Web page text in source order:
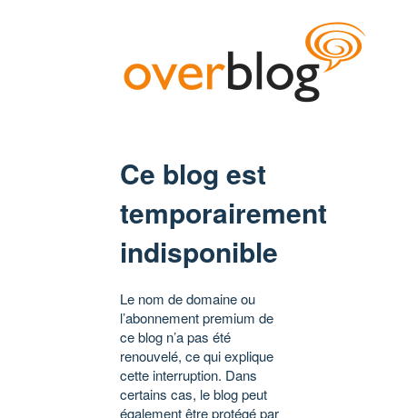
Ce blog est
temporairement
indisponible
Le nom de domaine ou
l’abonnement premium de
ce blog n’a pas été
renouvelé, ce qui explique
cette interruption. Dans
certains cas, le blog peut
également être protégé par